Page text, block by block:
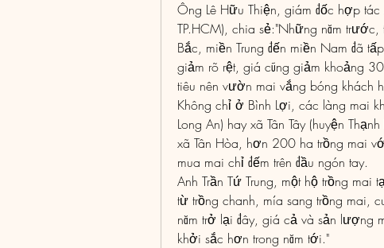
Ông Lê Hữu Thiện, giám đốc hợp
TP.HCM), chia sẻ:"Những năm
Bắc, miền Trung đến miền Nam đã
giảm rõ rệt, giá cũng giảm khoảng
tiêu nên vườn mai vắng bóng khách
Không chỉ ở Bình Lợi, các làng mai
Long An) hay xã Tân Tây (huyện
xã Tân Hòa, hơn 200 ha trồng mai
mua mai chỉ đếm trên đầu ngón tay.
Anh Trần Tứ Trung, một hộ trồng mai
từ trồng chanh, mía sang trồng mai,
năm trở lại đây, giá cả và sản lượng
khởi sắc hơn trong năm tới."